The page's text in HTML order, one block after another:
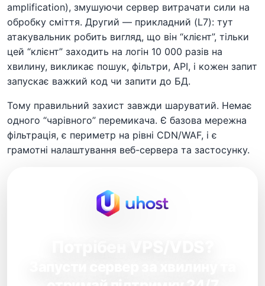
amplification), змушуючи сервер витрачати сили на
обробку сміття. Другий — прикладний (L7): тут
атакувальник робить вигляд, що він “клієнт”, тільки
цей “клієнт” заходить на логін 10 000 разів на
хвилину, викликає пошук, фільтри, API, і кожен запит
запускає важкий код чи запити до БД.
Тому правильний захист завжди шаруватий. Немає
одного “чарівного” перемикача. Є базова мережна
фільтрація, є периметр на рівні CDN/WAF, і є
грамотні налаштування веб-сервера та застосунку.